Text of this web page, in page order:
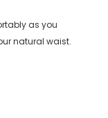
as you
natural waist.